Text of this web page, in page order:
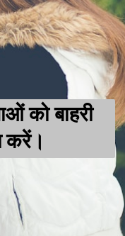
को बाहरी
करें।